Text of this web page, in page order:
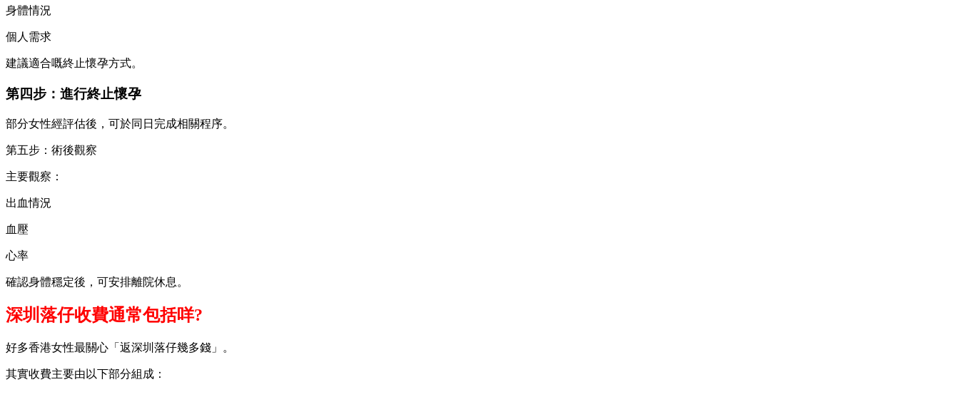
身體情況
個人需求
建議適合嘅終止懷孕方式。
第四步：進行終止懷孕
部分女性經評估後，可於同日完成相關程序。
第五步：術後觀察
主要觀察：
出血情況
血壓
心率
確認身體穩定後，可安排離院休息。
深圳落仔收費通常包括咩?
好多香港女性最關心「返深圳落仔幾多錢」。
其實收費主要由以下部分組成：